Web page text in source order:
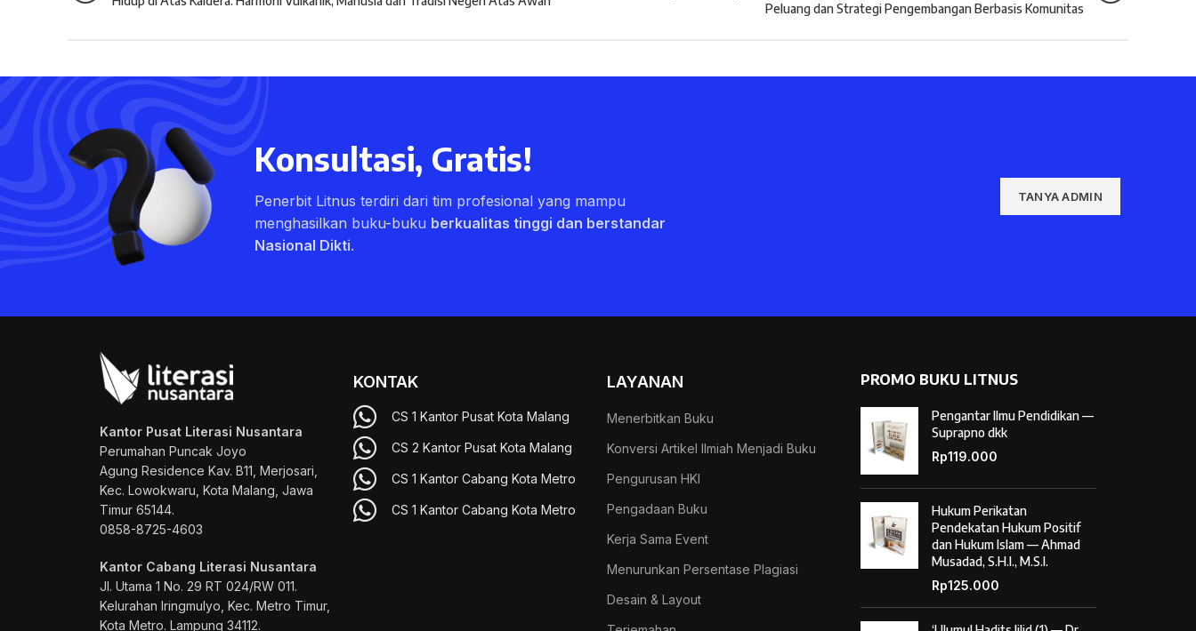
Peluang dan Strategi Pengembangan Berbasis Komunitas
Konsultasi, Gratis!
Penerbit Litnus terdiri dari tim profesional yang mampu
menghasilkan buku-buku berkualitas tinggi dan berstandar
Nasional Dikti.
TANYA ADMIN
Kantor Pusat Literasi Nusantara
Perumahan Puncak Joyo
Agung Residence Kav. B11, Merjosari,
Kec. Lowokwaru, Kota Malang, Jawa
Timur 65144.
0858-8725-4603
Kantor Cabang Literasi Nusantara
Jl. Utama 1 No. 29 RT 024/RW 011.
Kelurahan Iringmulyo, Kec. Metro Timur,
Kota Metro. Lampung 34112.
KONTAK
CS 1 Kantor Pusat Kota Malang
CS 2 Kantor Pusat Kota Malang
CS 1 Kantor Cabang Kota Metro
CS 1 Kantor Cabang Kota Metro
LAYANAN
Menerbitkan Buku
Konversi Artikel Ilmiah Menjadi Buku
Pengurusan HKI
Pengadaan Buku
Kerja Sama Event
Menurunkan Persentase Plagiasi
Desain & Layout
PROMO BUKU LITNUS
Pengantar Ilmu Pendidikan —
Suprapno dkk
Rp119.000
Hukum Perikatan
Pendekatan Hukum Positif
dan Hukum Islam — Ahmad
Musadad, S.H.I., M.S.I.
Rp125.000